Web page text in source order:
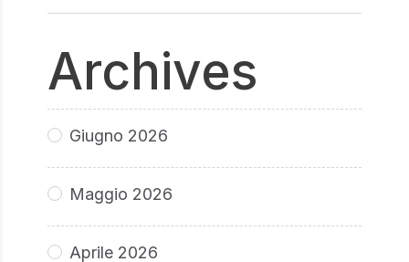
Archives
Giugno 2026
Maggio 2026
Aprile 2026